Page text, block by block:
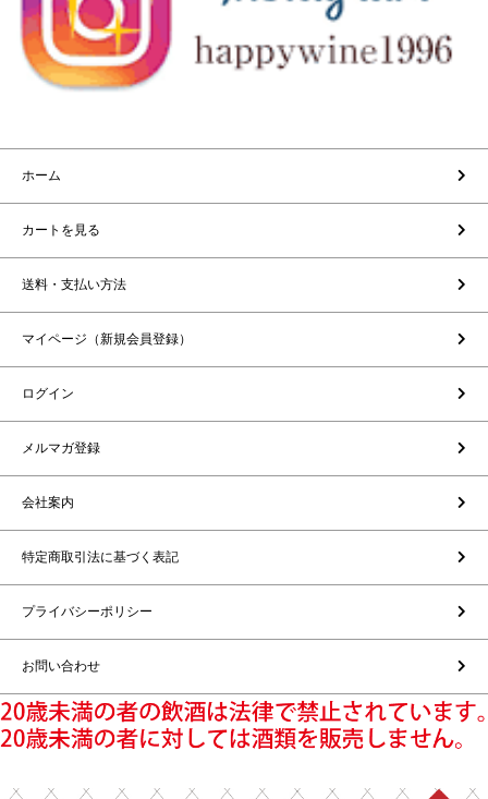
ホーム
カートを見る
送料・支払い方法
マイページ（新規会員登録）
ログイン
メルマガ登録
会社案内
特定商取引法に基づく表記
プライバシーポリシー
お問い合わせ